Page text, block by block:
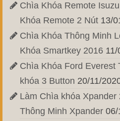
Chìa Khóa Remote
Khóa Remote 2 Nút 13/
Chìa Khóa Thông Minh
Khóa Smartkey 2016 11/
Chìa Khóa Ford Everest
khóa 3 Button 20/11/
Làm Chìa khóa
Thông Minh Xpander 06/